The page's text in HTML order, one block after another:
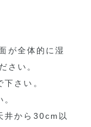
が全体的に湿
さい。
さい。
井から30cm以